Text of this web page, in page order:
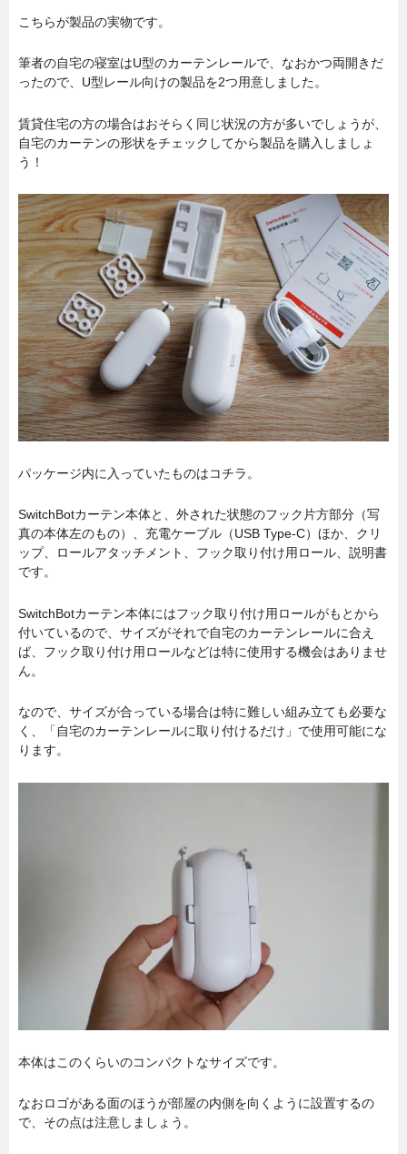
こちらが製品の実物です。
筆者の自宅の寝室はU型のカーテンレールで、なおかつ両開きだ
ったので、U型レール向けの製品を2つ用意しました。
賃貸住宅の方の場合はおそらく同じ状況の方が多いでしょうが、
自宅のカーテンの形状をチェックしてから製品を購入しましょ
う！
パッケージ内に入っていたものはコチラ。
SwitchBotカーテン本体と、外された状態のフック片方部分（写
真の本体左のもの）、充電ケーブル（USB Type-C）ほか、クリ
ップ、ロールアタッチメント、フック取り付け用ロール、説明書
です。
SwitchBotカーテン本体にはフック取り付け用ロールがもとから
付いているので、サイズがそれで自宅のカーテンレールに合え
ば、フック取り付け用ロールなどは特に使用する機会はありませ
ん。
なので、サイズが合っている場合は特に難しい組み立ても必要な
く、「自宅のカーテンレールに取り付けるだけ」で使用可能にな
ります。
本体はこのくらいのコンパクトなサイズです。
なおロゴがある面のほうが部屋の内側を向くように設置するの
で、その点は注意しましょう。